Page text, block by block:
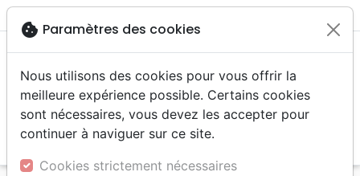
menu
cookie Paramètres des cookies
Nous utilisons des cookies pour vous offrir la
meilleure expérience possible. Certains cookies
sont nécessaires, vous devez les accepter pour
continuer à naviguer sur ce site.
Cookies strictement nécessaires